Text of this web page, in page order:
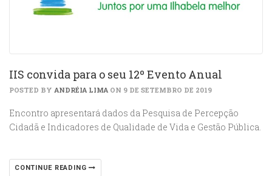
IIS convida para o seu 12º Evento Anual
POSTED BY ANDRÉIA LIMA ON 9 DE SETEMBRO DE 2019
Encontro apresentará dados da Pesquisa de Percepção
Cidadã e Indicadores de Qualidade de Vida e Gestão Pública.
CONTINUE READING